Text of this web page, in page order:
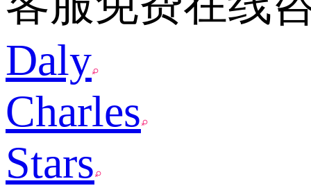
Daly
Charles
Stars